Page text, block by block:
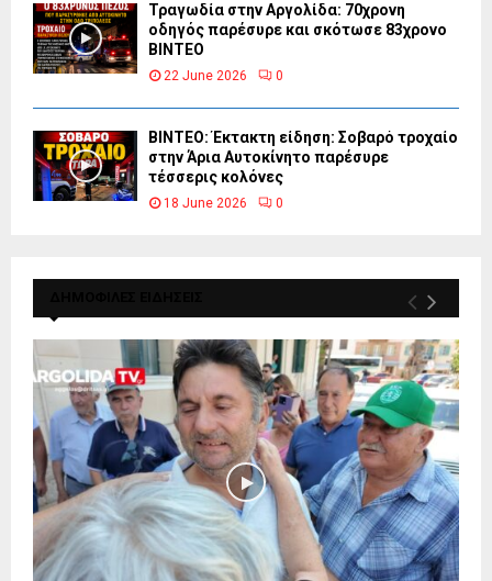
Τραγωδία στην Αργολίδα: 70χρονη
οδηγός παρέσυρε και σκότωσε 83χρονο
ΒΙΝΤΕΟ
22 June 2026 0
ΒΙΝΤΕΟ: Έκτακτη είδηση: Σοβαρό τροχαίο
στην Άρια Αυτοκίνητο παρέσυρε
τέσσερις κολόνες
18 June 2026 0